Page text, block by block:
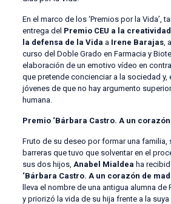
En el marco de los ‘Premios por la Vida’,
entrega del Premio CEU a la
la defensa de la Vida a Irene Barajas,
curso del Doble Grado en Farmacia y
elaboración de un emotivo vídeo en
que pretende concienciar a la sociedad y,
jóvenes de que no hay argumento
humana.
Premio ‘Bárbara Castro. A un corazón
Fruto de su deseo por formar una familia,
barreras que tuvo que solventar en el
sus dos hijos, Anabel Mialdea ha
‘Bárbara Castro. A un corazón de
lleva el nombre de una antigua alumna
y priorizó la vida de su hija frente a la